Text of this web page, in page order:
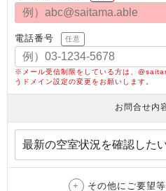
電話番号 任意
※メール受信制限をしている方は、
うドメイン設定の変更をお願いします。
お問合せ内
その他にご要望